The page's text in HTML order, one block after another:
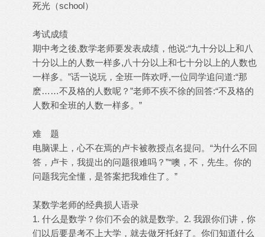
死光（school）
考试成绩
期中考之後,数学老师要发表成绩，他说:“九十分以上和八
十分以上的人数一样多,八十分以上和七十分以上的人数也
一样多。”话一说玩，全班一阵欢呼,一位同学追问道:“那
麽……不及格的人数呢？”老师不疾不徐的回答:“不及格的
人数和全班的人数一样多。”
难 题
电脑课上，心不在焉的卢卡被教授点名提问。“为什么不回
答，卢卡，我提出的问题很难吗？”“噢，不，先生。你的
问题我完全懂，是答案把我难住了。”
某数学老师的经典损人语录
1. 什么是数学？你们不会的就是数学。2. 我跟你们讲，你
们以后要是考不上大学，就去做牙托好了。你们知道什么